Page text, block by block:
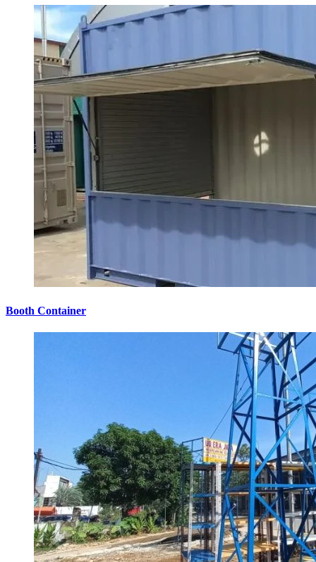
Booth Container